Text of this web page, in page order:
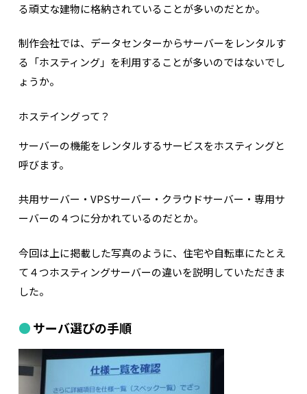
る頑丈な建物に格納されていることが多いのだとか。
制作会社では、データセンターからサーバーをレンタルす
る「ホスティング」を利用することが多いのではないでし
ょうか。
ホステイングって？
サーバーの機能をレンタルするサービスをホスティングと
呼びます。
共用サーバー・VPSサーバー・クラウドサーバー・専用サ
ーバーの４つに分かれているのだとか。
今回は上に掲載した写真のように、住宅や自転車にたとえ
て４つホスティングサーバーの違いを説明していただきま
した。
サーバ選びの手順